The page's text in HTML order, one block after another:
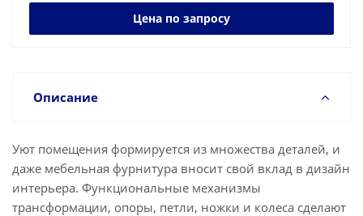
Цена по запросу
Описание
Уют помещения формируется из множества деталей, и
даже мебельная фурнитура вносит свой вклад в дизайн
интерьера. Функциональные механизмы
трансформации, опоры, петли, ножки и колеса сделают